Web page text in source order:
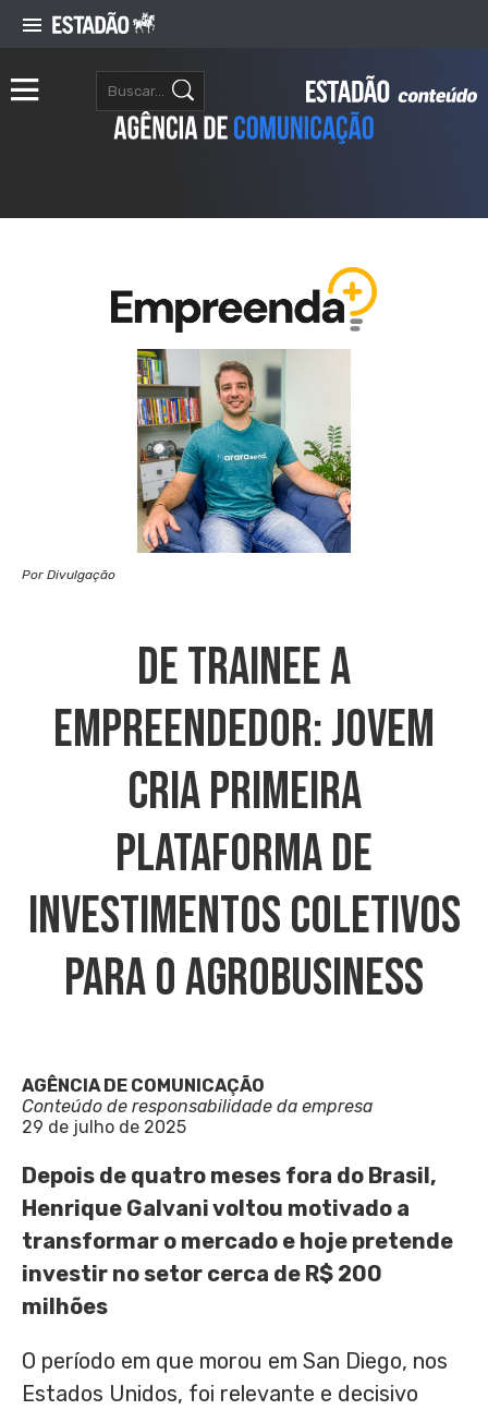
Por Divulgação
De Trainee A
Empreendedor: Jovem
Cria Primeira
Plataforma De
Investimentos Coletivos
Para O Agrobusiness
AGÊNCIA DE COMUNICAÇÃO
Conteúdo de responsabilidade da empresa
29 de julho de 2025
Depois de quatro meses fora do Brasil,
Henrique Galvani voltou motivado a
transformar o mercado e hoje pretende
investir no setor cerca de R$ 200
milhões
O período em que morou em San Diego, nos
Estados Unidos, foi relevante e decisivo